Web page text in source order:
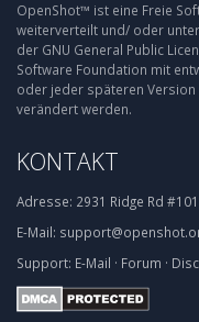
OpenShot™ ist eine Freie
weiterverteilt und/ oder
der GNU General Public
Software Foundation mit
oder jeder späteren Version
verändert werden.
KONTAKT
Adresse: 2931 Ridge Rd
E-Mail:
Support: E-Mail · Forum ·